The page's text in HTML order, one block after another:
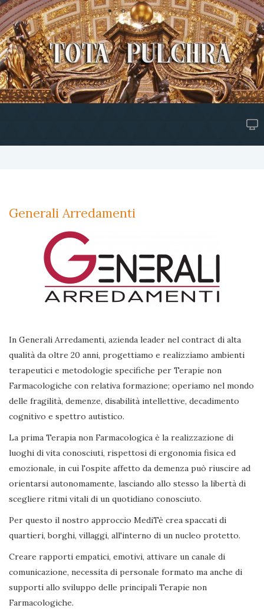
Generali Arredamenti
In Generali Arredamenti, azienda leader nel contract di alta
qualità da oltre 20 anni, progettiamo e realizziamo ambienti
terapeutici e metodologie specifiche per Terapie non
Farmacologiche con relativa formazione; operiamo nel mondo
delle fragilità, demenze, disabilità intellettive, decadimento
cognitivo e spettro autistico.
La prima Terapia non Farmacologica è la realizzazione di
luoghi di vita conosciuti, rispettosi di ergonomia fisica ed
emozionale, in cui l'ospite affetto da demenza può riuscire ad
orientarsi autonomamente, lasciando allo stesso la libertà di
scegliere ritmi vitali di un quotidiano conosciuto.
Per questo il nostro approccio MediTè crea spaccati di
quartieri, borghi, villaggi, all'interno di un nucleo protetto.
Creare rapporti empatici, emotivi, attivare un canale di
comunicazione, necessita di personale formato ma anche di
supporti allo sviluppo delle principali Terapie non
Farmacologiche.